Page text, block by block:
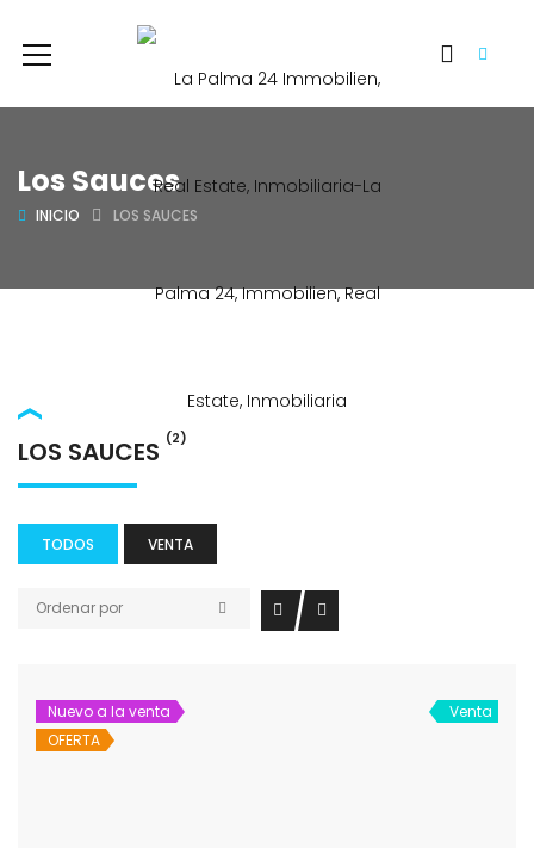
Los Sauces
INICIO LOS SAUCES
LOS SAUCES (2)
TODOS VENTA
Ordenar por
Nuevo a la venta
OFERTA
Venta